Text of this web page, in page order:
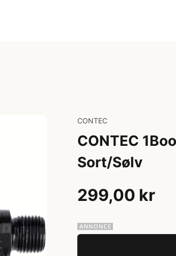
CONTEC
CONTEC
Sort/Sølv
299,00 kr